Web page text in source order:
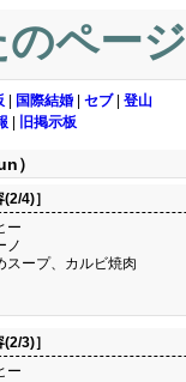
ページ
国際結婚 セブ| 登山
旧掲示板
）
(2/4)］
ー
ノ
スープ、カルビ焼肉
(2/3)］
ー